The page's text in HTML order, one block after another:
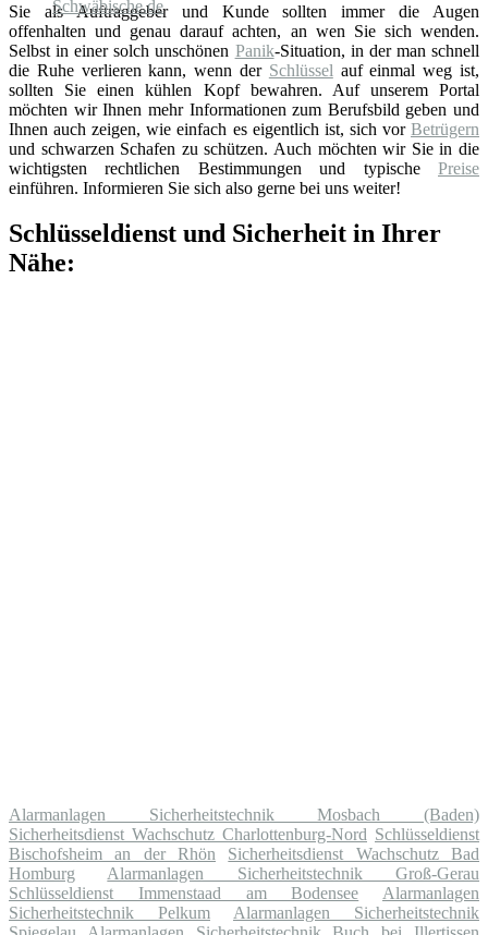
Sie als Auftraggeber und Kunde sollten immer die Augen
offenhalten und genau darauf achten, an wen Sie sich wenden.
Selbst in einer solch unschönen Panik-Situation, in der man schnell
die Ruhe verlieren kann, wenn der Schlüssel auf einmal weg ist,
sollten Sie einen kühlen Kopf bewahren. Auf unserem Portal
möchten wir Ihnen mehr Informationen zum Berufsbild geben und
Ihnen auch zeigen, wie einfach es eigentlich ist, sich vor Betrügern
und schwarzen Schafen zu schützen. Auch möchten wir Sie in die
wichtigsten rechtlichen Bestimmungen und typische Preise
einführen. Informieren Sie sich also gerne bei uns weiter!
Schlüsseldienst und Sicherheit in Ihrer
Nähe:
Alarmanlagen Sicherheitstechnik Mosbach (Baden)
Sicherheitsdienst Wachschutz Charlottenburg-Nord Schlüsseldienst
Bischofsheim an der Rhön
Sicherheitsdienst Wachschutz Bad
Homburg
Alarmanlagen Sicherheitstechnik Groß-Gerau
Schlüsseldienst Immenstaad am Bodensee
Alarmanlagen
Sicherheitstechnik Pelkum
Alarmanlagen Sicherheitstechnik